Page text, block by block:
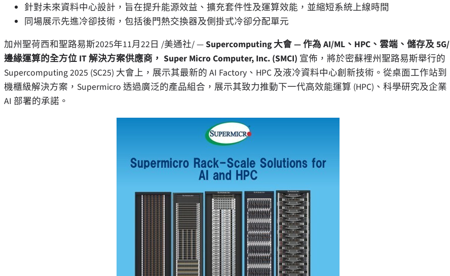
針對未來資料中心設計，旨在提升能源效益、擴充套件性及運算效能，並縮短系統上線時間
同場展示先進冷卻技術，包括後門熱交換器及側掛式冷卻分配單元
加州聖荷西和聖路易斯2025年11月22日 /美通社/ —Supercomputing 大會 — 作為 AI/ML、HPC、雲端、儲存及 5G/
邊緣運算的全方位 IT 解決方案供應商， Super Micro Computer, Inc. (SMCI) 宣佈，將於密蘇裡州聖路易斯舉行的
Supercomputing 2025 (SC25) 大會上，展示其最新的 AI Factory、HPC 及液冷資料中心創新技術。從桌面工作站到
機櫃級解決方案，Supermicro 透過廣泛的產品組合，展示其致力推動下一代高效能運算 (HPC)、科學研究及企業
AI 部署的承諾。